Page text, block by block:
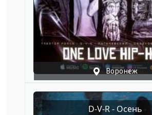
Воронеж
D-V-R - Осень